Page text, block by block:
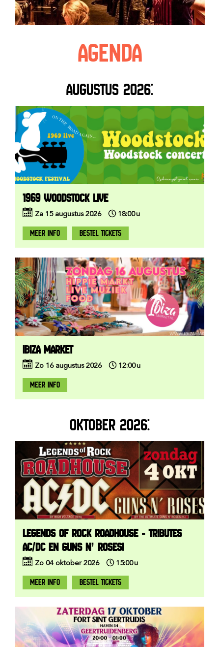
agenda
AUGUSTUS 2026:
1969 WOODSTOCK LIVE
Za 15 augustus 2026 18:00u
MEER INFO BESTEL TICKETS
IBIZA MARKET
Zo 16 augustus 2026 12:00u
MEER INFO
OKTOBER 2026:
LEGENDS OF ROCK ROADHOUSE - TRIBUTES
AC/DC EN GUNS N’ ROSES!
Zo 04 oktober 2026 15:00u
MEER INFO BESTEL TICKETS